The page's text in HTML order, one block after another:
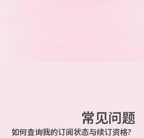
常见问题
如何查询我的订阅状态与续订资格?